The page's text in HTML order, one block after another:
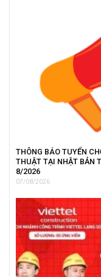
THÔNG BÁO TUYỂN
THUẬT TẠI NHẬT BẢN
8/2026
07/08/2026